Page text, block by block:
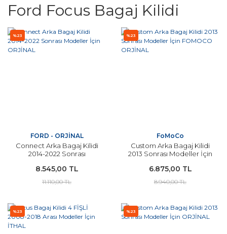
Ford Focus Bagaj Kilidi
%23
FORD - ORJİNAL
Connect Arka Bagaj Kilidi
2014-2022 Sonrası
8.545,00 TL
11.110,00 TL
%23
FoMoCo
Custom Arka Bagaj Kilidi
2013 Sonrası Modeller İçin
6.875,00 TL
8.940,00 TL
%23 %23